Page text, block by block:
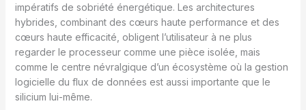
impératifs de sobriété énergétique. Les architectures
hybrides, combinant des cœurs haute performance et des
cœurs haute efficacité, obligent l’utilisateur à ne plus
regarder le processeur comme une pièce isolée, mais
comme le centre névralgique d’un écosystème où la gestion
logicielle du flux de données est aussi importante que le
silicium lui-même.